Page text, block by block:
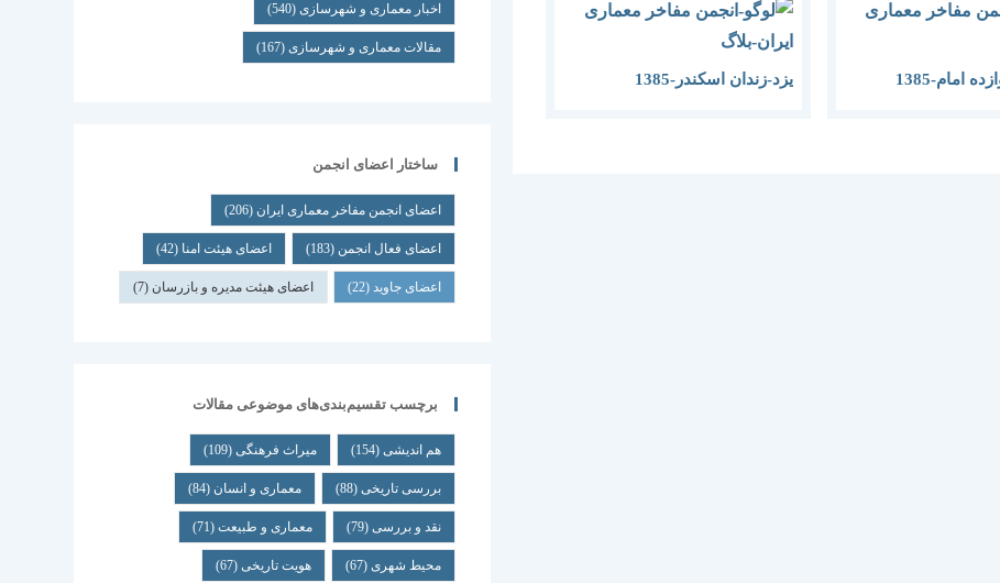
امام-1385 یزد-زندان اسکندر-1385
اخبار معماری و شهرسازی(540)
مقالات معماری و شهرسازی(167)
ساختار اعضای انجمن
اعضای انجمن مفاخر معماری ایران (206)
اعضای فعال انجمن (183) اعضای هیئت امنا (42)
اعضای جاوید(22) اعضای هیئت مدیره و بازرسان (7)
برچسب تقسیم‌بندی‌های موضوعی مقالات
هم اندیشی(154) میراث فرهنگی(109)
بررسی تاریخی(88) معماری و انسان (84)
نقد و بررسی(79) معماری و طبیعت(71)
محیط شهری(67) هویت تاریخی(67)